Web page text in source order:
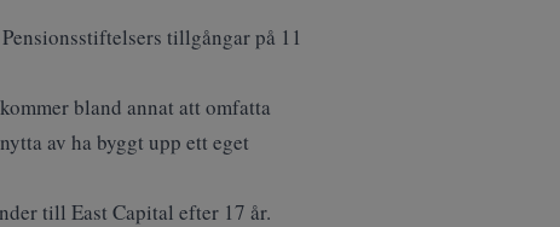
tillgångar på 11
bland annat att omfatta
av ha byggt upp ett eget
till East Capital efter 17 år.